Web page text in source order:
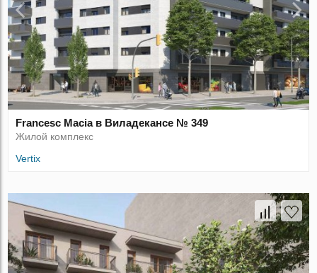
Francesc Macia в Виладекансе № 349
Жилой комплекс
Vertix